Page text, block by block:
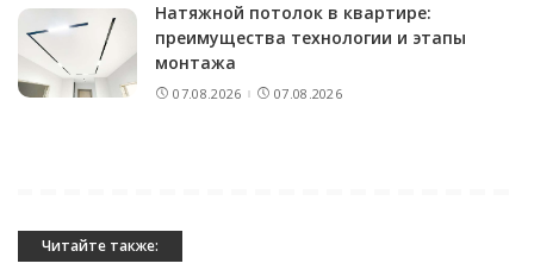
Натяжной потолок в квартире:
преимущества технологии и этапы
монтажа
07.08.2026 07.08.2026
Читайте также: